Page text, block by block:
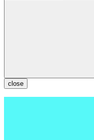
close